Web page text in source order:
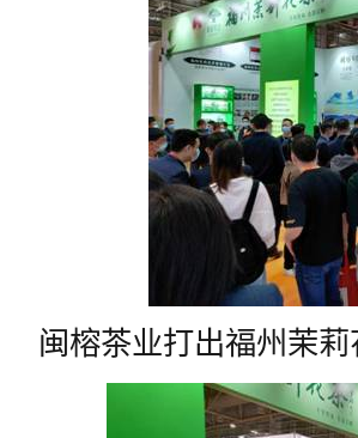
闽榕茶业打出福州茉